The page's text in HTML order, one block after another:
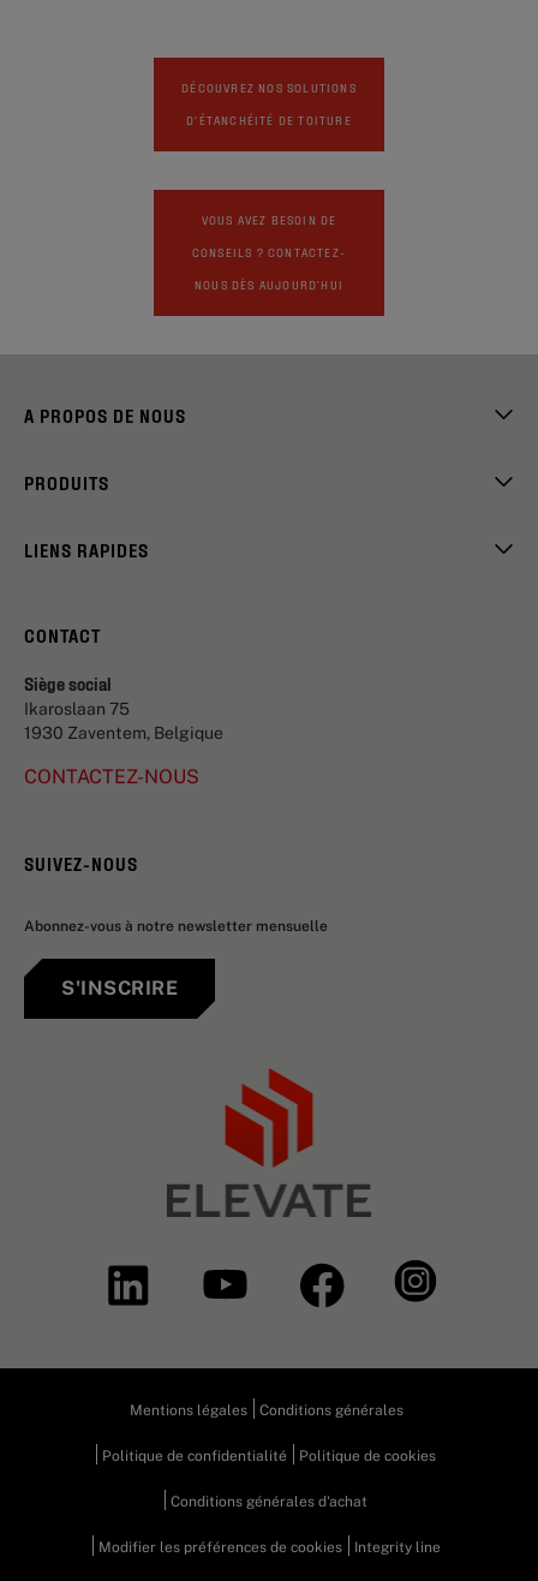
DÉCOUVREZ NOS SOLUTIONS
D'ÉTANCHÉITÉ DE TOITURE
VOUS AVEZ BESOIN DE
CONSEILS ? CONTACTEZ-
NOUS DÈS AUJOURD'HUI
A PROPOS DE NOUS
PRODUITS
LIENS RAPIDES
CONTACT
Siège social
Ikaroslaan 75
1930 Zaventem, Belgique
CONTACTEZ-NOUS
SUIVEZ-NOUS
Abonnez-vous à notre newsletter mensuelle
S'INSCRIRE
Mentions légales Conditions générales
Politique de confidentialité Politique de cookies
Conditions générales d'achat
Modifier les préférences de cookies Integrity line